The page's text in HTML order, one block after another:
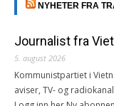
NYHETER FRA
Journalist fra
5. august 2026
Kommunistpartiet i
aviser, TV- og